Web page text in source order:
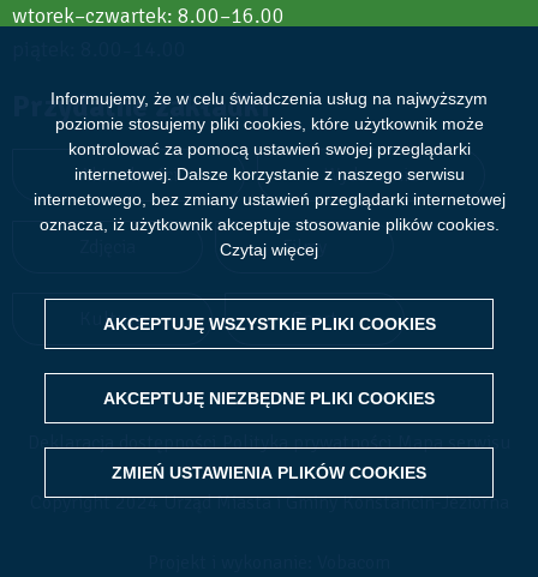
Informujemy, że w celu świadczenia usług na najwyższym
poziomie stosujemy pliki cookies, które użytkownik może
kontrolować za pomocą ustawień swojej przeglądarki
internetowej. Dalsze korzystanie z naszego serwisu
internetowego, bez zmiany ustawień przeglądarki internetowej
oznacza, iż użytkownik akceptuje stosowanie plików cookies.
Czytaj więcej
AKCEPTUJĘ WSZYSTKIE PLIKI COOKIES
AKCEPTUJĘ NIEZBĘDNE PLIKI COOKIES
WITHDRAW CONSENT
ZMIEŃ USTAWIENIA PLIKÓW COOKIES
wtorek–czwartek: 8.00–16.00
Przydatne zakładki
Aktualności Wydarzenia
Filmy
Kultura Sport
Copyright 2024 Urząd Miasta i Gminy Konstancin-Jeziorna
Deklaracja dostępności Polityka prywatności Mapa serwisu